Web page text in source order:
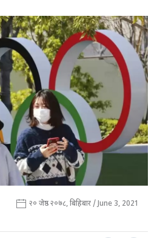
२० जेष्ठ २०७८, बिहिबार / June 3, 2021